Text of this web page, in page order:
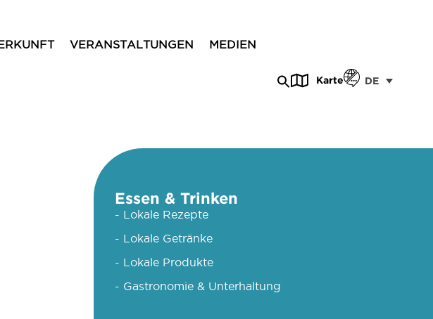
VERANSTALTUNGEN MEDIEN
Karte DE
Essen & Trinken
- Lokale Rezepte
- Lokale Getränke
- Lokale Produkte
- Gastronomie & Unterhaltung